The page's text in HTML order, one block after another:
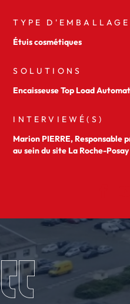
TYPE D'EMBALLAGE
Étuis cosmétiques
SOLUTIONS
Encaisseuse Top Load
INTERVIEWÉ(S)
Marion PIERRE, Responsable
au sein du site La Roche-